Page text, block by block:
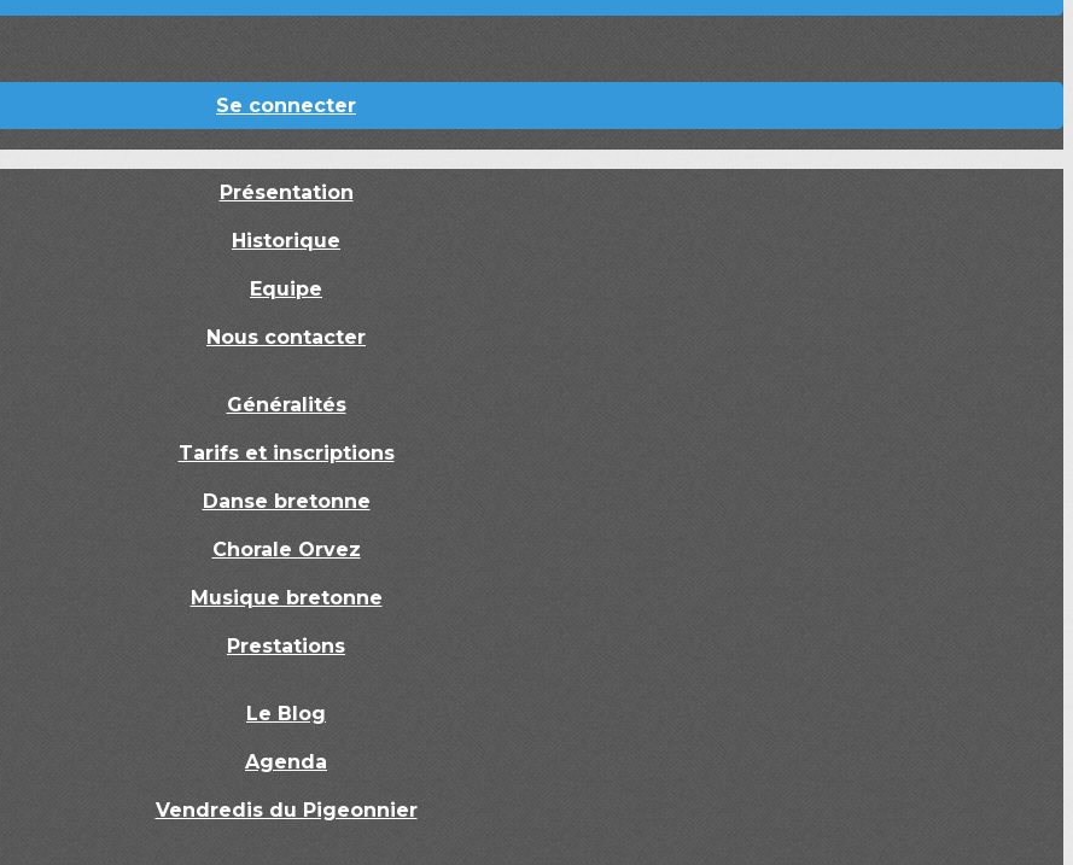
Se connecter
Présentation
Historique
Equipe
Nous contacter
Généralités
Tarifs et inscriptions
Danse bretonne
Chorale Orvez
Musique bretonne
Prestations
Le Blog
Agenda
Vendredis du Pigeonnier